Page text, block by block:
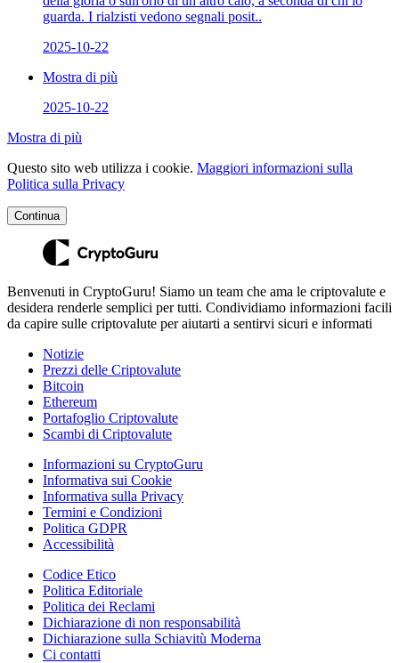
guarda. I rialzisti vedono segnali posit..
2025-10-22
Mostra di più
2025-10-22
Mostra di più
Questo sito web utilizza i cookie. Maggiori informazioni sulla
Politica sulla Privacy
Continua
Benvenuti in CryptoGuru! Siamo un team che ama le criptovalute e
desidera renderle semplici per tutti. Condividiamo informazioni facili
da capire sulle criptovalute per aiutarti a sentirvi sicuri e informati
Notizie
Prezzi delle Criptovalute
Bitcoin
Ethereum
Portafoglio Criptovalute
Scambi di Criptovalute
Informazioni su CryptoGuru
Informativa sui Cookie
Informativa sulla Privacy
Termini e Condizioni
Politica GDPR
Accessibilità
Codice Etico
Politica Editoriale
Politica dei Reclami
Dichiarazione di non responsabilità
Dichiarazione sulla Schiavitù Moderna
Ci contatti